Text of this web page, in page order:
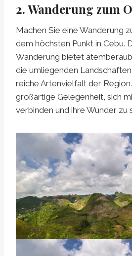
2. Wanderung zum
Machen Sie eine Wanderung
dem höchsten Punkt in Cebu.
Wanderung bietet
die umliegenden
reiche Artenvielfalt der
großartige Gelegenheit, sich
verbinden und ihre Wunder zu